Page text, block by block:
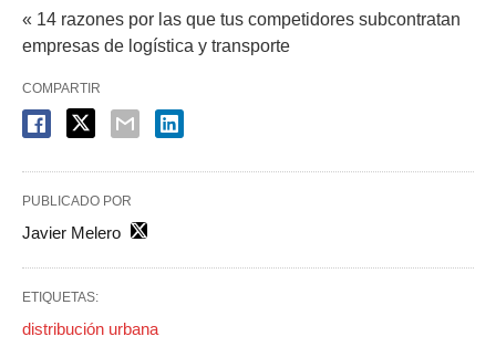
« 14 razones por las que tus competidores subcontratan
empresas de logística y transporte
COMPARTIR
PUBLICADO POR
Javier Melero
ETIQUETAS:
distribución urbana